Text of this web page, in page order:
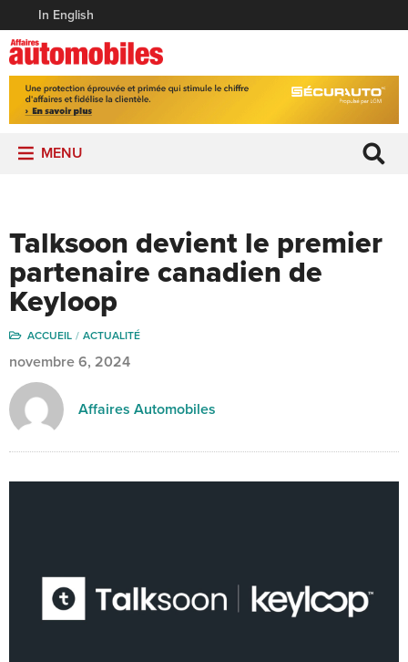
In English
MENU
Talksoon devient le premier
partenaire canadien de
Keyloop
ACCUEIL ACTUALITÉ
novembre 6, 2024
Affaires Automobiles